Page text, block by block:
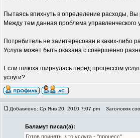
Пытаясь впихнуть в определение расходы, Вы
Между тем данная проблема
Потребитель не заинтересован в каких-либо
Услуга может быть оказана с совершенно
Если шлюха ширнулась перед процессом
услуги?
Добавлено: Ср Янв 20, 2010 7:07 pm Заголовок
Баламут писал(а):
Готов принять, что услуга - "процесс".